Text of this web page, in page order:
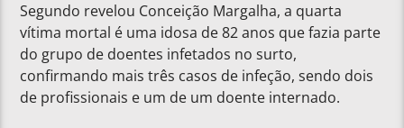
Segundo revelou Conceição Margalha, a quarta
vítima mortal é uma idosa de 82 anos que fazia parte
do grupo de doentes infetados no surto,
confirmando mais três casos de infeção, sendo dois
de profissionais e um de um doente internado.